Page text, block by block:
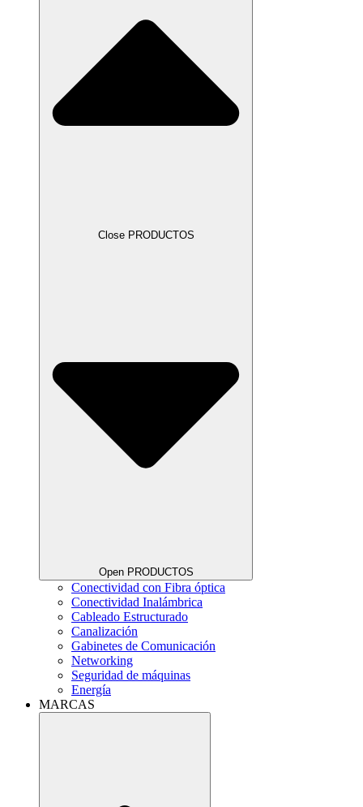
Close PRODUCTOS
Open PRODUCTOS
Conectividad con Fibra óptica
Conectividad Inalámbrica
Cableado Estructurado
Canalización
Gabinetes de Comunicación
Networking
Seguridad de máquinas
Energía
MARCAS